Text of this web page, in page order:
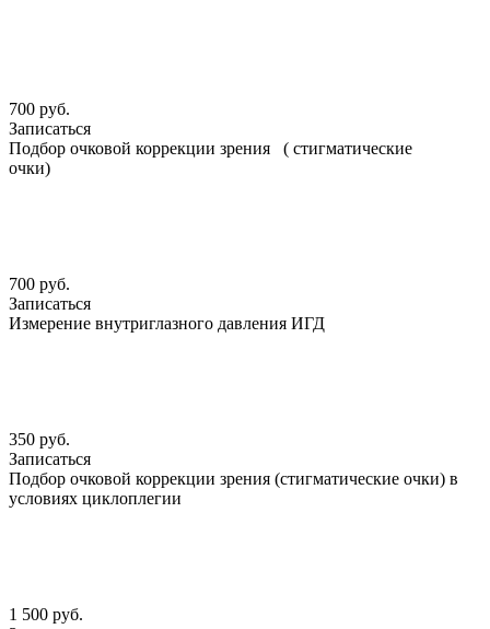
700 руб.
Записаться
Подбор очковой коррекции зрения ( стигматические
очки)
700 руб.
Записаться
Измерение внутриглазного давления ИГД
350 руб.
Записаться
Подбор очковой коррекции зрения (стигматические очки) в
условиях циклоплегии
1 500 руб.